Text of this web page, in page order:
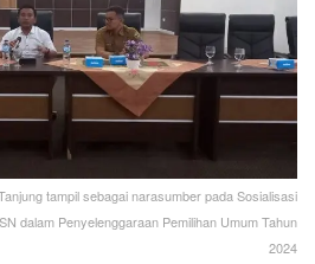
tampil sebagai narasumber pada Sosialisasi
dalam Penyelenggaraan Pemilihan Umum Tahun
2024